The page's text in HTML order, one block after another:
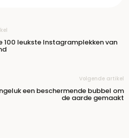
100 leukste Instagramplekken van
Volgende artikel
een beschermende bubbel om
de aarde gemaakt